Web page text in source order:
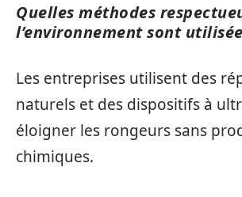
Quelles méthodes
l’environnement sont
Les entreprises utilisent des
naturels et des dispositifs à
éloigner les rongeurs sans
chimiques.